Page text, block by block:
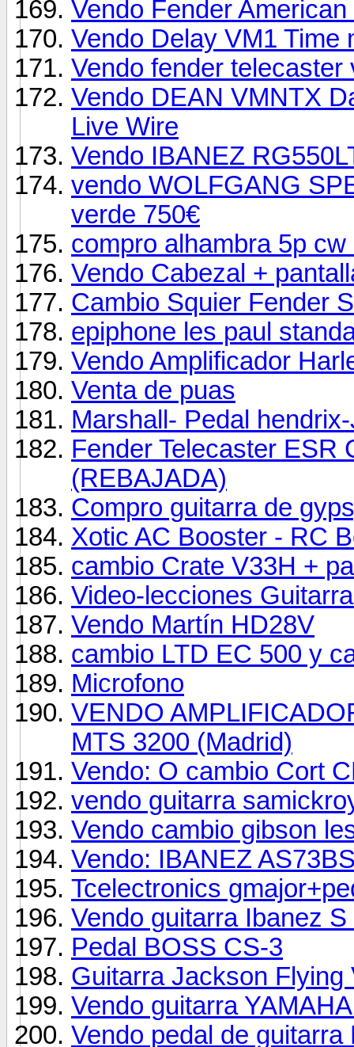
Vendo Fender
Vendo Delay VM1 Time
Vendo fender telecaster
Vendo DEAN VMNTX
Live Wire
Vendo IBANEZ
vendo WOLFGANG
verde 750€
compro alhambra 5p cw
Vendo Cabezal +
Cambio Squier Fender
epiphone les paul
Vendo Amplificador
Venta de puas
Marshall- Pedal
Fender Telecaster ESR
(REBAJADA)
Compro guitarra de
Xotic AC Booster - RC
cambio Crate V33H +
Video-lecciones
Vendo Martín HD28V
cambio LTD EC 500 y
Microfono
VENDO
MTS 3200 (Madrid)
Vendo: O cambio Cort
vendo guitarra
Vendo cambio gibson
Vendo: IBANEZ
Tcelectronics
Vendo guitarra Ibanez
Pedal BOSS CS-3
Guitarra Jackson Flying
Vendo guitarra
Vendo pedal de